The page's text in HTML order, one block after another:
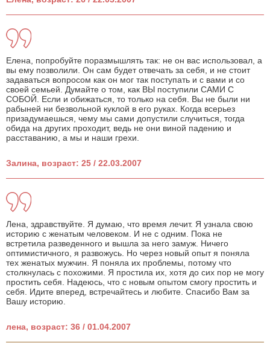
Елена, попробуйте поразмышлять так: не он вас использовал, а
вы ему позволили. Он сам будет отвечать за себя, и не стоит
задаваться вопросом как он мог так поступать и с вами и со
своей семьей. Думайте о том, как ВЫ поступили САМИ С
СОБОЙ. Если и обижаться, то только на себя. Вы не были ни
рабыней ни безвольной куклой в его руках. Когда всерьез
призадумаешься, чему мы сами допустили случиться, тогда
обида на других проходит, ведь не они виной падению и
расставанию, а мы и наши грехи.
Залина, возраст: 25 / 22.03.2007
Лена, здравствуйте. Я думаю, что время лечит. Я узнала свою
историю с женатым человеком. И не с одним. Пока не
встретила разведенного и вышла за него замуж. Ничего
оптимистичного, я развожусь. Но через новый опыт я поняла
тех женатых мужчин. Я поняла их проблемы, потому что
столкнулась с похожими. Я простила их, хотя до сих пор не могу
простить себя. Надеюсь, что с новым опытом смогу простить и
себя. Идите вперед, встречайтесь и любите. Спасибо Вам за
Вашу историю.
лена, возраст: 36 / 01.04.2007